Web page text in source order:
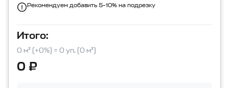
Рекомендуем добавить 5–10% на подрезку
Итого:
0 м² (+0%) = 0 уп. (0 м²)
0 ₽